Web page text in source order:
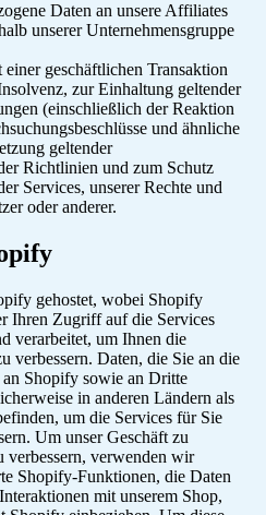
Daten an unsere Affiliates
unserer Unternehmensgruppe
geschäftlichen Transaktion
zur Einhaltung geltender
(einschließlich der Reaktion
und ähnliche
geltender
Richtlinien und zum Schutz
Services, unserer Rechte und
oder anderer.
gehostet, wobei Shopify
Ihren Zugriff auf die Services
verarbeitet, um Ihnen die
verbessern. Daten, die Sie an die
Shopify sowie an Dritte
in anderen Ländern als
um die Services für Sie
Um unser Geschäft zu
verbessern, verwenden wir
Shopify-Funktionen, die Daten
mit unserem Shop,